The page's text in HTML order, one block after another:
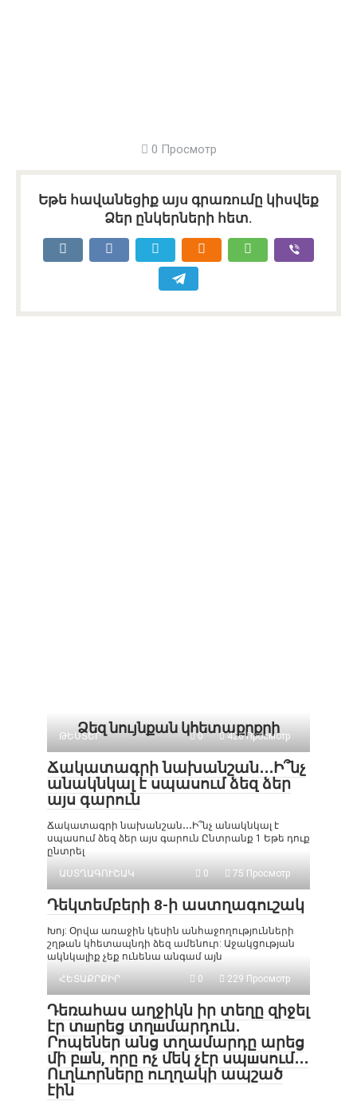
0 Просмотр
Եթե հավանեցիք այս գրառումը կիսվեք
Ձեր ընկերների հետ.
Ձեզ նույնքան կհետաքրքրի
ԹԵՍՏԵՐ 0 426 Просмотр
Ճակատագրի նախանշան․․․Ի՞նչ
անակնկալ է սպասում ձեզ ձեր
այս գարուն
Ճակատագրի նախանշան․․․Ի՞նչ անակնկալ է
սպասում ձեզ ձեր այս գարուն Ընտրանք 1 Եթե դուք
ընտրել
ԱՍՏՂԱԳՈՒՇԱԿ
0 75 Просмотр
Դեկտեմբերի 8-ի աստղագուշակ
Խոյ: Օրվա առաջին կեսին անհաջողությունների
շղթան կհետապնդի ձեզ ամենուր: Աջակցության
ակնկալիք չեք ունենա անգամ այն
ՀԵՏԱՔՐՔԻՐ
0 229 Просмотр
Դեռահաս աղջիկն իր տեղը զիջել
էր տшրեց տղшմարդուն․
Րոպեներ անց տղամարդը արեց
մի բшն, որը ոչ մեկ չէր սպшսում․․․
Ուղևորները ուղղակի ապշած
էին